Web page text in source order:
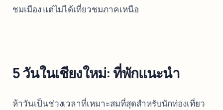
ชมเมือง แต่ไม่ได้เที่ยวชมภาคเหนือ
5 วันในเชียงใหม่: ที่พักแนะนำ
ห้าวันเป็นช่วงเวลาที่เหมาะสมที่สุดสำหรับนักท่องเที่ยว